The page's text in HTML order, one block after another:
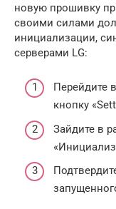
новую прошивку
своими силами
инициализации,
серверами LG:
Перейдите
кнопку
Зайдите в